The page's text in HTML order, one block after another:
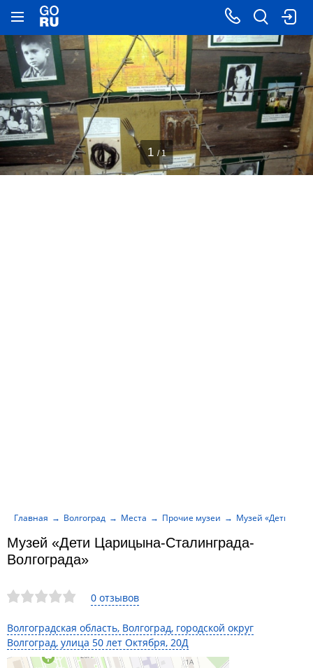
0 отзывов
Волгоградская область, Волгоград, городской округ
Волгоград, улица 50 лет Октября, 20Д
Музей «Дети Царицына-Сталинграда-
Волгограда»
Главная Волгоград Места Прочие музеи Музей «Дети
1 / 1